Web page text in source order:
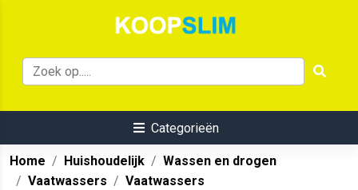
Categorieën
Home Huishoudelijk
Wassen en drogen
Vaatwassers
Vaatwassers